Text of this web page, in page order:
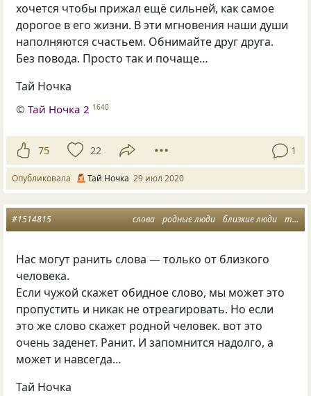
хочется чтобы прижал ещё сильней, как самое
дорогое в его жизни. В эти мгновения наши души
наполняются счастьем. Обнимайте друг друга.
Без повода. Просто так и почаще…
Тай Ночка
©Тай Ночка 2 1640
75 22 1
Опубликовала Тай Ночка 29 июл 2020
слова родные люди близкие люди тай ночка
#1514815
Нас могут ранить слова — только от близкого
человека.
Если чужой скажет обидное слово, мы может это
пропустить и никак не отреагировать. Но если
это же слово скажет родной человек. вот это
очень заденет. Ранит. И запомнится надолго, а
может и навсегда…
Тай Ночка